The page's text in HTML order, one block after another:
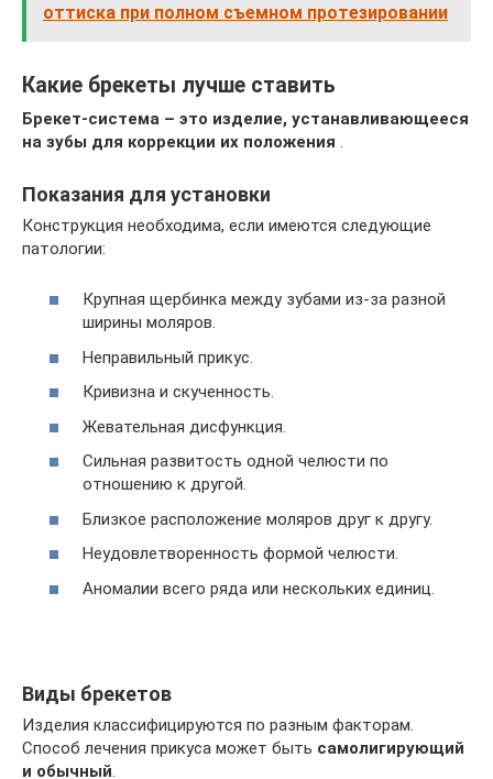
оттиска при полном съемном протезировании
Какие брекеты лучше ставить
Брекет-система – это изделие, устанавливающееся
на зубы для коррекции их положения .
Показания для установки
Конструкция необходима, если имеются следующие
патологии:
Крупная щербинка между зубами из-за разной
ширины моляров.
Неправильный прикус.
Кривизна и скученность.
Жевательная дисфункция.
Сильная развитость одной челюсти по
отношению к другой.
Близкое расположение моляров друг к другу.
Неудовлетворенность формой челюсти.
Аномалии всего ряда или нескольких единиц.
Виды брекетов
Изделия классифицируются по разным факторам.
Способ лечения прикуса может быть самолигирующий
и обычный.